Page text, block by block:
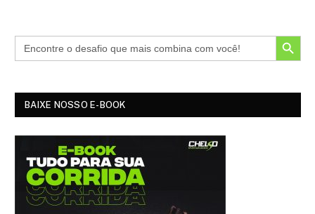
SEARCH BUTTON
BAIXE NOSSO E-BOOK